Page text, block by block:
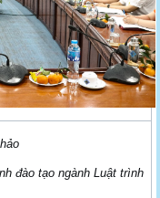
đào tạo ngành Luật trình